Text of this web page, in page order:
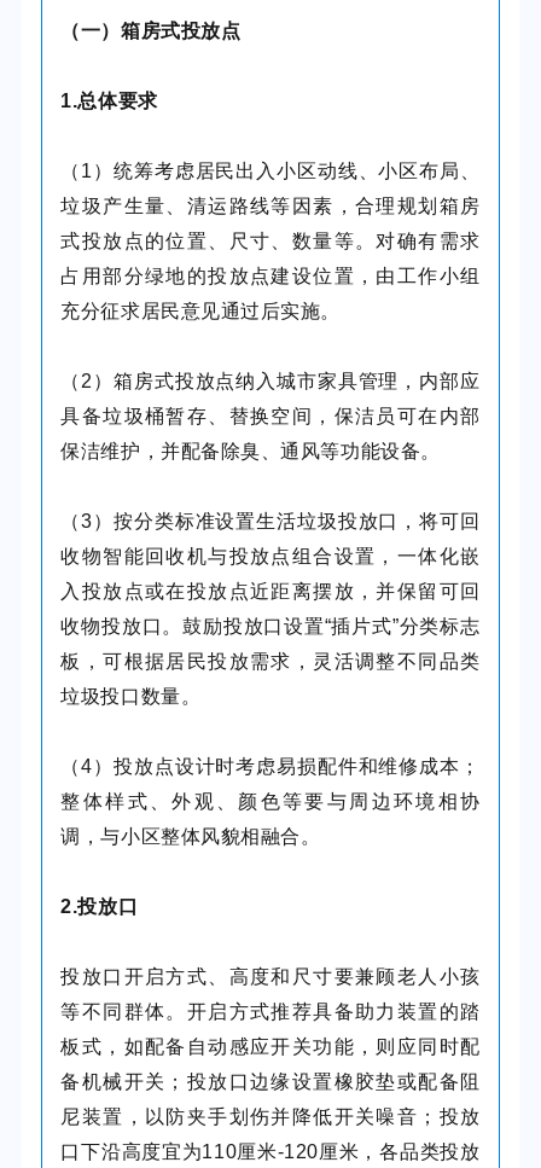
（一）箱房式投放点
1.总体要求
（1）统筹考虑居民出入小区动线、小区布局、
垃圾产生量、清运路线等因素，合理规划箱房
式投放点的位置、尺寸、数量等。对确有需求
占用部分绿地的投放点建设位置，由工作小组
充分征求居民意见通过后实施。
（2）箱房式投放点纳入城市家具管理，内部应
具备垃圾桶暂存、替换空间，保洁员可在内部
保洁维护，并配备除臭、通风等功能设备。
（3）按分类标准设置生活垃圾投放口，将可回
收物智能回收机与投放点组合设置，一体化嵌
入投放点或在投放点近距离摆放，并保留可回
收物投放口。鼓励投放口设置“插片式”分类标志
板，可根据居民投放需求，灵活调整不同品类
垃圾投口数量。
（4）投放点设计时考虑易损配件和维修成本；
整体样式、外观、颜色等要与周边环境相协
调，与小区整体风貌相融合。
2.投放口
投放口开启方式、高度和尺寸要兼顾老人小孩
等不同群体。开启方式推荐具备助力装置的踏
板式，如配备自动感应开关功能，则应同时配
备机械开关；投放口边缘设置橡胶垫或配备阻
尼装置，以防夹手划伤并降低开关噪音；投放
口下沿高度宜为110厘米-120厘米，各品类投放